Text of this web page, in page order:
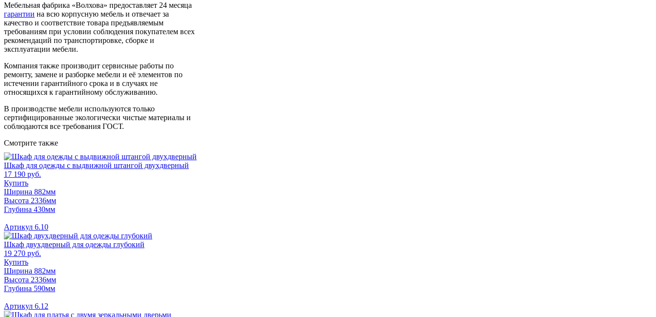
Мебельная фабрика «Волхова» предоставляет 24 месяца
гарантии на всю корпусную мебель и отвечает за
качество и соответствие товара предъяв­ляе­мым
требованиям при условии соблюдения покупателем всех
рекомендаций по транспорти­ровке, сборке и
эксплуатации мебели.
Компания также производит сервисные работы по
ремонту, замене и разборке мебели и её элементов по
истечении гарантийного срока и в случаях не
относящихся к гарантийному обслуживанию.
В производстве мебели используются только
сертифицированные экологически чистые материалы и
соблюдаются все требования ГОСТ.
Смотрите также
Шкаф для одежды с выдвижной штангой двухдверный
17 190 руб.
Купить
Ширина 882мм
Высота 2336мм
Глубина 430мм
Артикул 6.10
Шкаф двухдверный для одежды глубокий
19 270 руб.
Купить
Ширина 882мм
Высота 2336мм
Глубина 590мм
Артикул 6.12